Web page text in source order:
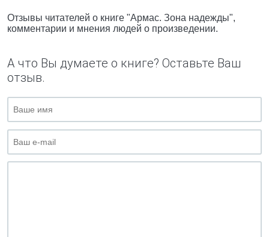
Отзывы читателей о книге "Армас. Зона надежды",
комментарии и мнения людей о произведении.
А что Вы думаете о книге? Оставьте Ваш
отзыв.